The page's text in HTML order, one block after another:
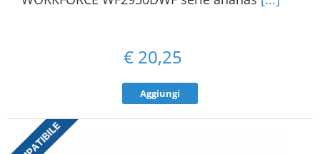
€ 20,25
Aggiungi